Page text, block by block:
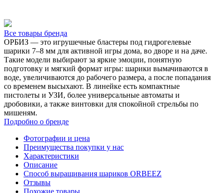
Все товары бренда
ОРБИЗ — это игрушечные бластеры под гидрогелевые
шарики 7–8 мм для активной игры дома, во дворе и на даче.
Такие модели выбирают за яркие эмоции, понятную
подготовку и мягкий формат игры: шарики вымачиваются в
воде, увеличиваются до рабочего размера, а после попадания
со временем высыхают. В линейке есть компактные
пистолеты и УЗИ, более универсальные автоматы и
дробовики, а также винтовки для спокойной стрельбы по
мишеням.
Подробно о бренде
Фотографии и цена
Преимущества покупки у нас
Характеристики
Описание
Способ выращивания шариков ORBEEZ
Отзывы
Похожие товары